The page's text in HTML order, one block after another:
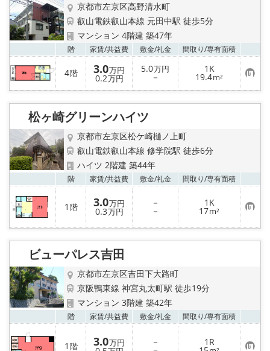
京都市左京区高野清水町
叡山電鉄叡山本線 元田中駅 徒歩5分
マンション 4階建 築47年
階 家賃/共益費 敷金/礼金 間取り/専有面積
4階 3.0万円
0.2万円
5.0万円
－
1K
19.4m² お
気
に
入
松ヶ崎グリーンハイツ
京都市左京区松ケ崎樋ノ上町
叡山電鉄叡山本線 修学院駅 徒歩6分
ハイツ 2階建 築44年
階 家賃/共益費 敷金/礼金 間取り/専有面積
1 階 3.0万円
0.3万円
－
－
1K
17m² お
気
に
り
ビューパレス吉田
京都市左京区吉田下大路町
京阪鴨東線 神宮丸太町駅 徒歩19分
マンション 3階建 築42年
階 家賃/共益費 敷金/礼金 間取り/専有面積
1 階 3.0万円 － 1R